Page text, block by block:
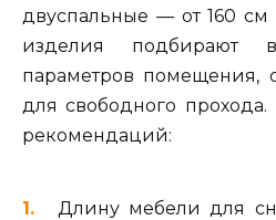
двуспальные — от 160
изделия подбирают
параметров помещения,
для свободного
рекомендаций:
Длину мебели для